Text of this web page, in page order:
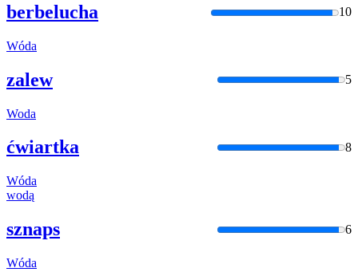
berbelucha 10
Wóda
zalew 5
Woda
ćwiartka 8
Wóda
wodą
sznaps 6
Wóda